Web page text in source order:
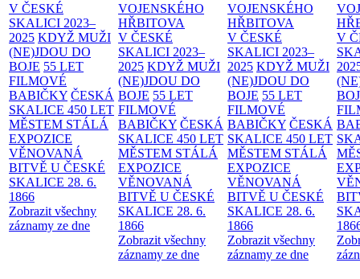
V ČESKÉ
SKALICI 2023–
2025 KDYŽ MUŽI
(NE)JDOU DO
BOJE 55 LET
FILMOVÉ
BABIČKY ČESKÁ
SKALICE 450 LET
MĚSTEM STÁLÁ
EXPOZICE
VĚNOVANÁ
BITVĚ U ČESKÉ
SKALICE 28. 6.
1866
Zobrazit všechny
záznamy ze dne
VOJENSKÉHO
HŘBITOVA
V ČESKÉ
SKALICI 2023–
2025 KDYŽ MUŽI
(NE)JDOU DO
BOJE 55 LET
FILMOVÉ
BABIČKY ČESKÁ
SKALICE 450 LET
MĚSTEM STÁLÁ
EXPOZICE
VĚNOVANÁ
BITVĚ U ČESKÉ
SKALICE 28. 6.
1866
Zobrazit všechny
záznamy ze dne
VOJENSKÉHO
HŘBITOVA
V ČESKÉ
SKALICI 2023–
2025 KDYŽ MUŽI
(NE)JDOU DO
BOJE 55 LET
FILMOVÉ
BABIČKY ČESKÁ
SKALICE 450 LET
MĚSTEM STÁLÁ
EXPOZICE
VĚNOVANÁ
BITVĚ U ČESKÉ
SKALICE 28. 6.
1866
Zobrazit všechny
záznamy ze dne
V